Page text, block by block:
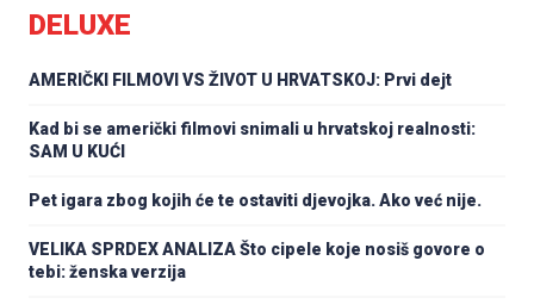
DELUXE
AMERIČKI FILMOVI VS ŽIVOT U HRVATSKOJ: Prvi dejt
Kad bi se američki filmovi snimali u hrvatskoj realnosti:
SAM U KUĆI
Pet igara zbog kojih će te ostaviti djevojka. Ako već nije.
VELIKA SPRDEX ANALIZA Što cipele koje nosiš govore o
tebi: ženska verzija